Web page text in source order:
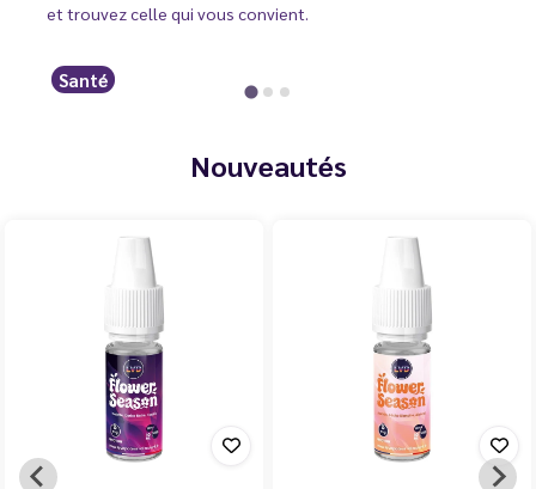
et trouvez celle qui vous convient.
Santé
Nouveautés